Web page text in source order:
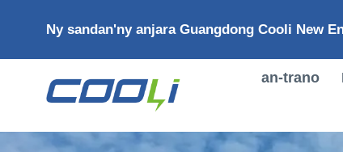
Ny sandan'ny anjara Guangdong Cooli New
an-trano